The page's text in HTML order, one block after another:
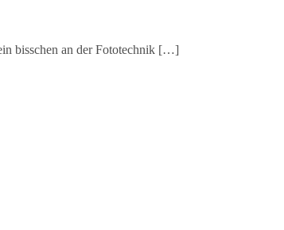
bisschen an der Fototechnik […]